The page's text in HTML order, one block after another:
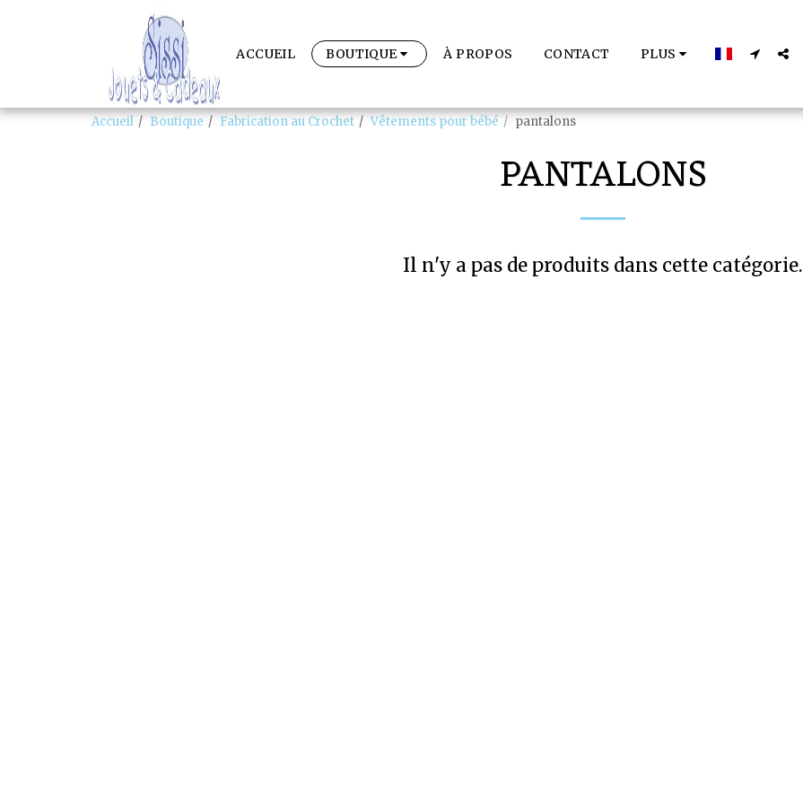
ACCUEIL BOUTIQUE À PROPOS CONTACT PLUS
Accueil Boutique Fabrication au Crochet Vêtements pour bébé pantalons
PANTALONS
Il n'y a pas de produits dans cette catégorie.